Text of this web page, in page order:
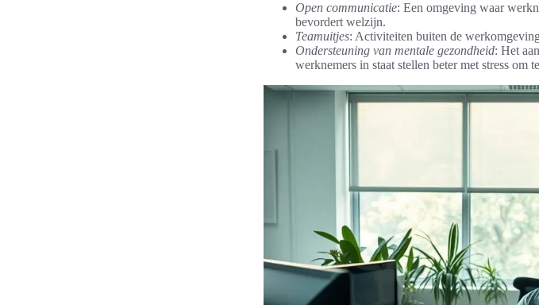
Open communicatie: Een omgeving waar
bevordert welzijn.
Teamuitjes: Activiteiten buiten de
Ondersteuning van mentale gezondheid: Het
werknemers in staat stellen beter met stress om